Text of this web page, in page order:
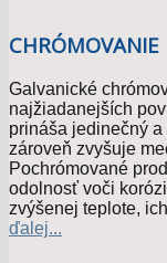
EKOLÓGIA
KONTAKT
CHRÓMOVANIE
Galvanické
najžiadanejších
prináša jedinečný
zároveň zvyšuje
Pochrómované
odolnosť voči
zvýšenej teplote,
ďalej...